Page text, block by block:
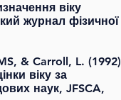
віку
журнал фізичної
& Carroll, L. (1992)
віку за
наук, JFSCA,